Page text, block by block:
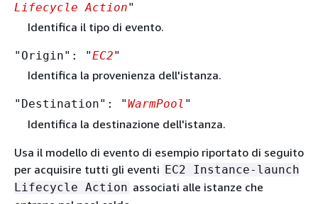
Lifecycle Action"
Identifica il tipo di evento.
"Origin": "EC2"
Identifica la provenienza dell'istanza.
"Destination": "WarmPool "
Identifica la destinazione dell'istanza.
Usa il modello di evento di esempio riportato di seguito
per acquisire tutti gli eventi EC2 Instance-launch
Lifecycle Action associati alle istanze che